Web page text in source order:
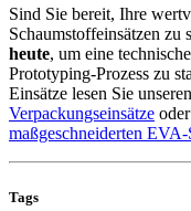
Sind Sie bereit, Ihre
Schaumstoffeinsätzen zu
heute, um eine
Prototyping-Prozess zu
Einsätze lesen Sie unseren
Verpackungseinsätze
maßgeschneiderten
Tags